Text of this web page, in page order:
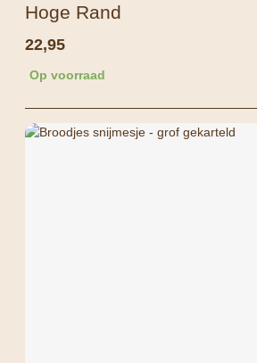
Hoge Rand
22,95
Op voorraad